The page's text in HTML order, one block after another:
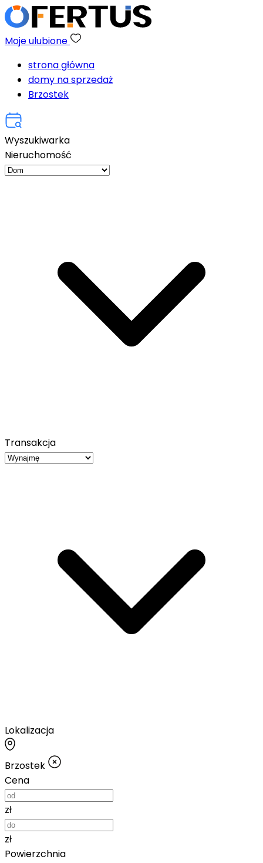
Moje ulubione
strona główna
domy na sprzedaż
Brzostek
Wyszukiwarka
Nieruchomość
Transakcja
Lokalizacja
Brzostek
Cena
zł
zł
Powierzchnia